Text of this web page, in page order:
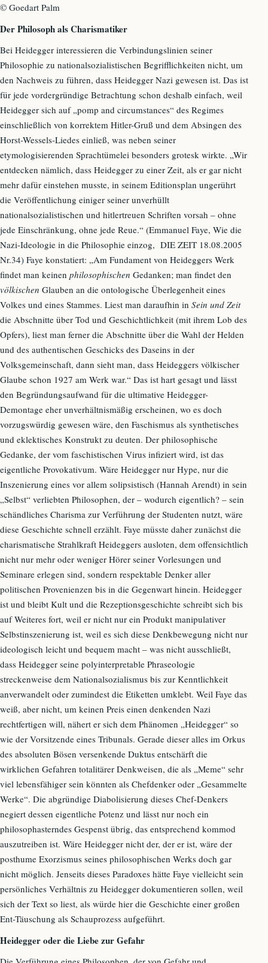
© Goedart Palm
Der Philosoph als Charismatiker
Bei Heidegger interessieren die Verbindungslinien seiner
Philosophie zu nationalsozialistischen Begrifflichkeiten nicht, um
den Nachweis zu führen, dass Heidegger Nazi gewesen ist. Das ist
für jede vordergründige Betrachtung schon deshalb einfach, weil
Heidegger sich auf „pomp and circumstances“ des Regimes
einschließlich von korrektem Hitler-Gruß und dem Absingen des
Horst-Wessels-Liedes einließ, was neben seiner
etymologisierenden Sprachtümelei besonders grotesk wirkte. „Wir
entdecken nämlich, dass Heidegger zu einer Zeit, als er gar nicht
mehr dafür einstehen musste, in seinem Editionsplan ungerührt
die Veröffentlichung einiger seiner unverhüllt
nationalsozialistischen und hitlertreuen Schriften vorsah – ohne
jede Einschränkung, ohne jede Reue.“ (Emmanuel Faye, Wie die
Nazi-Ideologie in die Philosophie einzog, DIE ZEIT 18.08.2005
Nr.34) Faye konstatiert: „Am Fundament von Heideggers Werk
findet man keinen philosophischen Gedanken; man findet den
völkischen Glauben an die ontologische Überlegenheit eines
Volkes und eines Stammes. Liest man daraufhin in Sein und Zeit
die Abschnitte über Tod und Geschichtlichkeit (mit ihrem Lob des
Opfers), liest man ferner die Abschnitte über die Wahl der Helden
und des authentischen Geschicks des Daseins in der
Volksgemeinschaft, dann sieht man, dass Heideggers völkischer
Glaube schon 1927 am Werk war.“ Das ist hart gesagt und lässt
den Begründungsaufwand für die ultimative Heidegger-
Demontage eher unverhältnismäßig erscheinen, wo es doch
vorzugswürdig gewesen wäre, den Faschismus als synthetisches
und eklektisches Konstrukt zu deuten. Der philosophische
Gedanke, der vom faschistischen Virus infiziert wird, ist das
eigentliche Provokativum. Wäre Heidegger nur Hype, nur die
Inszenierung eines vor allem solipsistisch (Hannah Arendt) in sein
„Selbst“ verliebten Philosophen, der – wodurch eigentlich? – sein
schändliches Charisma zur Verführung der Studenten nutzt, wäre
diese Geschichte schnell erzählt. Faye müsste daher zunächst die
charismatische Strahlkraft Heideggers ausloten, dem offensichtlich
nicht nur mehr oder weniger Hörer seiner Vorlesungen und
Seminare erlegen sind, sondern respektable Denker aller
politischen Provenienzen bis in die Gegenwart hinein. Heidegger
ist und bleibt Kult und die Rezeptionsgeschichte schreibt sich bis
auf Weiteres fort, weil er nicht nur ein Produkt manipulativer
Selbstinszenierung ist, weil es sich diese Denkbewegung nicht nur
ideologisch leicht und bequem macht – was nicht ausschließt,
dass Heidegger seine polyinterpretable Phraseologie
streckenweise dem Nationalsozialismus bis zur Kenntlichkeit
anverwandelt oder zumindest die Etiketten umklebt. Weil Faye das
weiß, aber nicht, um keinen Preis einen denkenden Nazi
rechtfertigen will, nähert er sich dem Phänomen „Heidegger“ so
wie der Vorsitzende eines Tribunals. Gerade dieser alles im Orkus
des absoluten Bösen versenkende Duktus entschärft die
wirklichen Gefahren totalitärer Denkweisen, die als „Meme“ sehr
viel lebensfähiger sein könnten als Chefdenker oder „Gesammelte
Werke“. Die abgründige Diabolisierung dieses Chef-Denkers
negiert dessen eigentliche Potenz und lässt nur noch ein
philosophasterndes Gespenst übrig, das entsprechend kommod
auszutreiben ist. Wäre Heidegger nicht der, der er ist, wäre der
posthume Exorzismus seines philosophischen Werks doch gar
nicht möglich. Jenseits dieses Paradoxes hätte Faye vielleicht sein
persönliches Verhältnis zu Heidegger dokumentieren sollen, weil
sich der Text so liest, als würde hier die Geschichte einer großen
Ent-Täuschung als Schauprozess aufgeführt.
Heidegger oder die Liebe zur Gefahr